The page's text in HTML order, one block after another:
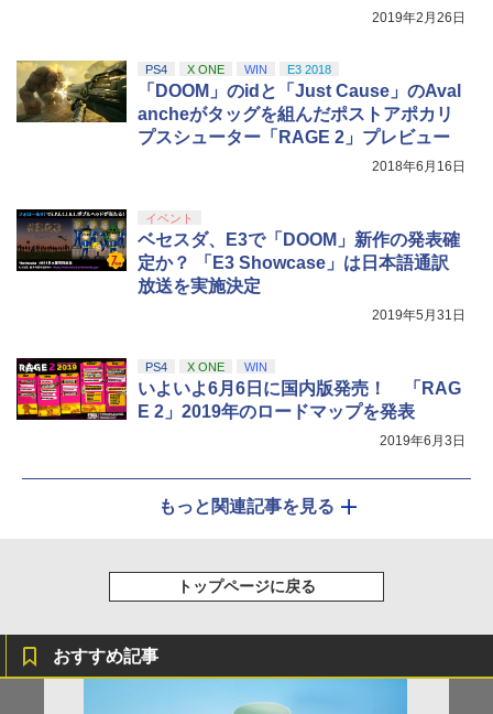
2019年2月26日
PS4 X ONE WIN E3 2018
「DOOM」のidと「Just Cause」のAval
ancheがタッグを組んだポストアポカリ
プスシューター「RAGE 2」プレビュー
2018年6月16日
イベント
ベセスダ、E3で「DOOM」新作の発表確
定か？ 「E3 Showcase」は日本語通訳
放送を実施決定
2019年5月31日
PS4 X ONE WIN
いよいよ6月6日に国内版発売！ 「RAG
E 2」2019年のロードマップを発表
2019年6月3日
もっと関連記事を見る
トップページに戻る
おすすめ記事